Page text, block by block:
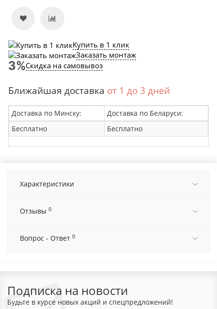
Купить в 1 клик
Заказать монтаж
Скидка на самовывоз
Ближайшая доставка от 1 до 3 дней
Доставка по Минску:
Доставка по Беларуси:
Бесплатно
Бесплатно
Характеристики
Отзывы 0
Вопрос - Ответ 0
Подписка на новости
Будьте в курсе новых акций и спецпредложений!